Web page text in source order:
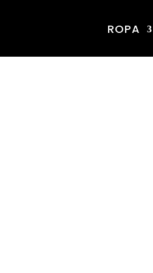
ROPA